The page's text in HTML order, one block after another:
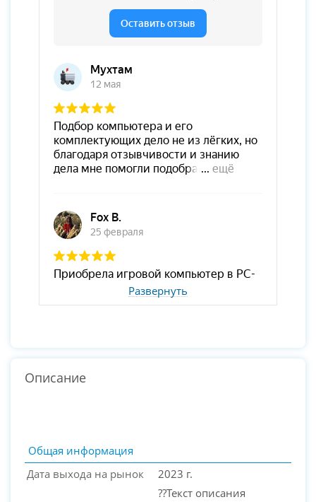
Развернуть
Описание
Общая информация
Дата выхода на рынок
2023 г.
??Текст описания